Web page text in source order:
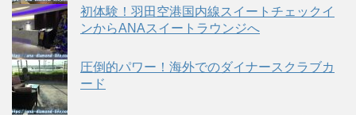
初体験！羽田空港国内線スイートチェックイ
ンからANAスイートラウンジへ
圧倒的パワー！海外でのダイナースクラブカ
ード